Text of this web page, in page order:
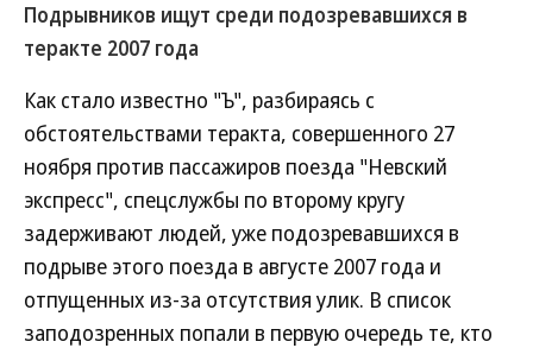
Подрывников ищут среди подозревавшихся в
теракте 2007 года
Как стало известно "Ъ", разбираясь с
обстоятельствами теракта, совершенного 27
ноября против пассажиров поезда "Невский
экспресс", спецслужбы по второму кругу
задерживают людей, уже подозревавшихся в
подрыве этого поезда в августе 2007 года и
отпущенных из-за отсутствия улик. В список
заподозренных попали в первую очередь те, кто